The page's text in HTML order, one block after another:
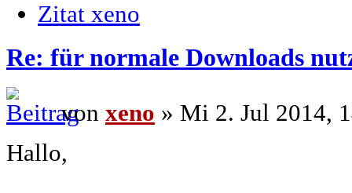
Zitat xeno
Re: für normale Downloads
von xeno » Mi 2. Jul 2014,
Hallo,